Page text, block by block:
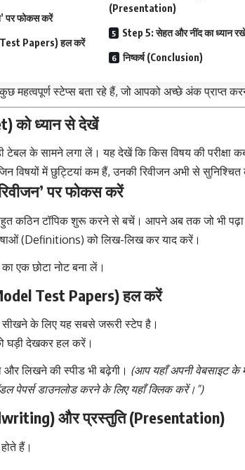
पर फोकस करें
Test Papers) हल करें
(Presentation)
Step 5: सेहत और नींद का ध्यान
निष्कर्ष (Conclusion)
कुछ महत्वपूर्ण स्टेप्स बता रहे हैं, जो आपको अच्छे अंक प्राप्त
को ध्यान से देखें
के सामने लगा लें। यह देखें कि किस विषय की परीक्षा
विषयों में छुट्टियां कम हैं, उनकी रिवीजन अभी से
पर फोकस करें
बहुत कठिन टॉपिक शुरू करने से बचें। आपने अब तक जो भी पढ़ा
(Definitions) को लिख-लिख कर याद करें।
एक छोटा नोट बना लें।
Test Papers) हल करें
के लिए यह सबसे जरूरी स्टेप है।
को घड़ी देखकर हल करें।
लिखने की स्पीड भी बढ़ेगी। (आप यहाँ अपनी वेबसाइट के
पेपर्स डाउनलोड करने के लिए यहाँ क्लिक करें।”)
और प्रस्तुति (Presentation)
हैं।